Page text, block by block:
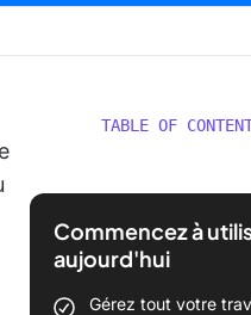
TABLE OF
Commencez à
aujourd'hui
Gérez tout votre